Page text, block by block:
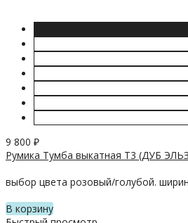
9 800 ₽
Румика Тумба выкатная Т3 (ДУБ
выбор цвета розовый/голубой.
В корзину